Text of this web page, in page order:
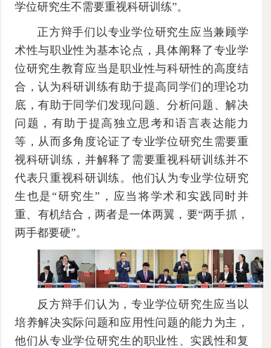
学位研究生不需要重视科研训练”。
正方辩手们以专业学位研究生应当兼顾学
术性与职业性为基本论点，具体阐释了专业学
位研究生教育应当是职业性与科研性的高度结
合，认为科研训练有助于提高同学们的理论功
底，有助于同学们发现问题、分析问题、解决
问题，有助于提高独立思考和语言表达能力
等，从而多角度论证了专业学位研究生需要重
视科研训练，并解释了需要重视科研训练并不
代表只重视科研训练。他们认为专业学位研究
生也是“研究生”，应当将学术和实践同时并
重、有机结合，两者是一体两翼，要“两手抓，
两手都要硬”。
反方辩手们认为，专业学位研究生应当以
培养解决实际问题和应用性问题的能力为主，
他们从专业学位研究生的职业性、实践性和复